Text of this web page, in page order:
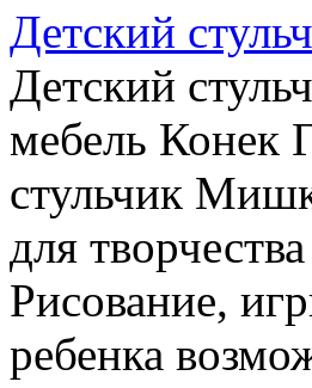
Детский
Детский
мебель Конек
стульчик
для
Рисование,
ребенка